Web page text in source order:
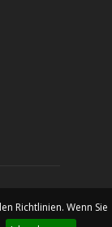
Richtlinien. Wenn Sie